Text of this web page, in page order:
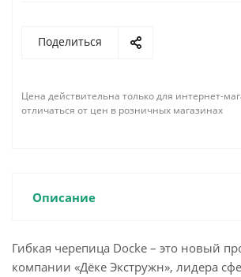
Поделиться
Цена действительна только для интернет-
отличаться от цен в розничных магазинах
Описание
Гибкая черепица Docke – это новый
компании «Дёке Экстружн», лидера